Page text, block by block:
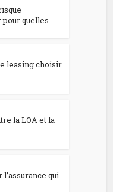
quelles...
leasing choisir
la LOA et la
qui